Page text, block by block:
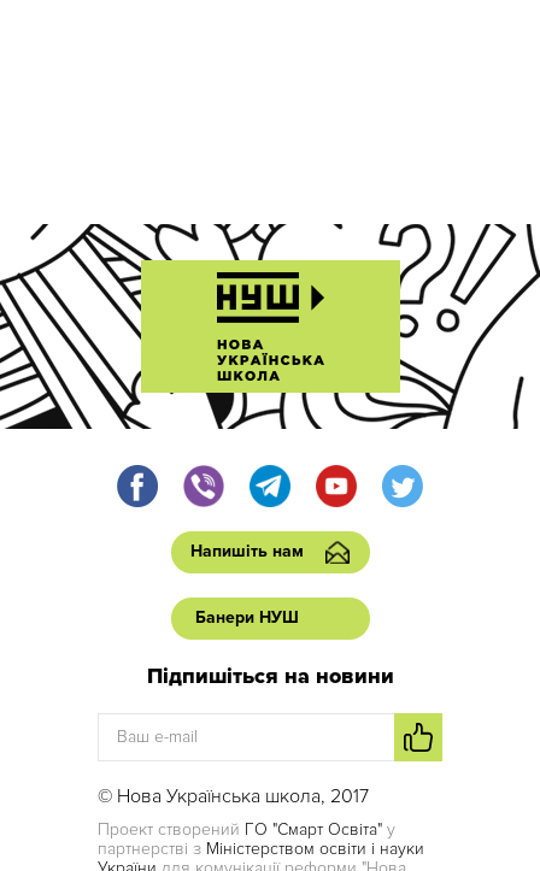
Напишіть нам
Банери НУШ
Підпишіться на новини
© Нова Українська школа, 2017
Проект створений ГО "Смарт Освіта" у
партнерстві з Міністерством освіти і науки